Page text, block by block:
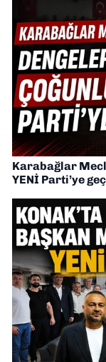
Karabağlar
YENİ Parti’ye